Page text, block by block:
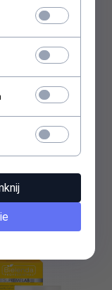
Supremelab Barrier
krem na
54,